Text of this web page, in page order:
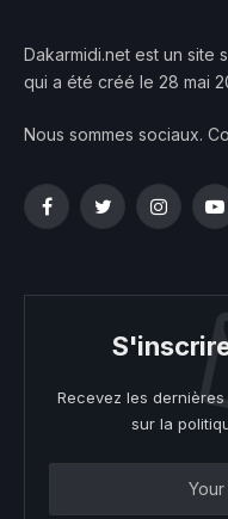
Dakarmidi.net est un site
qui a été créé le 28 mai
Nous sommes sociaux.
FacebookTwitter
Recevez les
sur la